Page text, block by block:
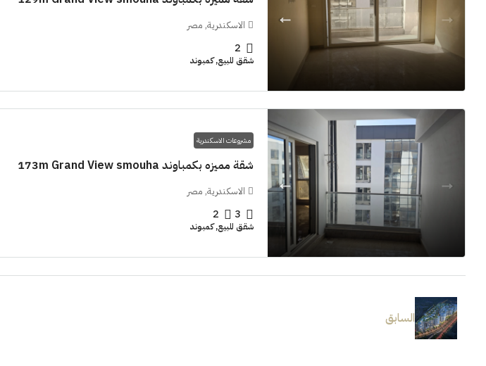
الاسكندرية, مصر
2
شقق للبيع, كمبوند
مشروعات الاسكندرية
شقة مميزه بكمباوند 173m Grand View smouha
الاسكندرية, مصر
3
2
شقق للبيع, كمبوند
السابق